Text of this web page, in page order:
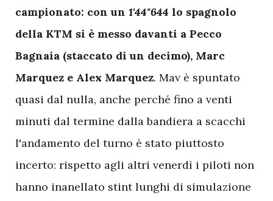
campionato: con un 1'44"644 lo spagnolo
della KTM si è messo davanti a Pecco
Bagnaia (staccato di un decimo), Marc
Marquez e Alex Marquez. Mav è spuntato
quasi dal nulla, anche perché fino a venti
minuti dal termine dalla bandiera a scacchi
l'andamento del turno è stato piuttosto
incerto: rispetto agli altri venerdì i piloti non
hanno inanellato stint lunghi di simulazione